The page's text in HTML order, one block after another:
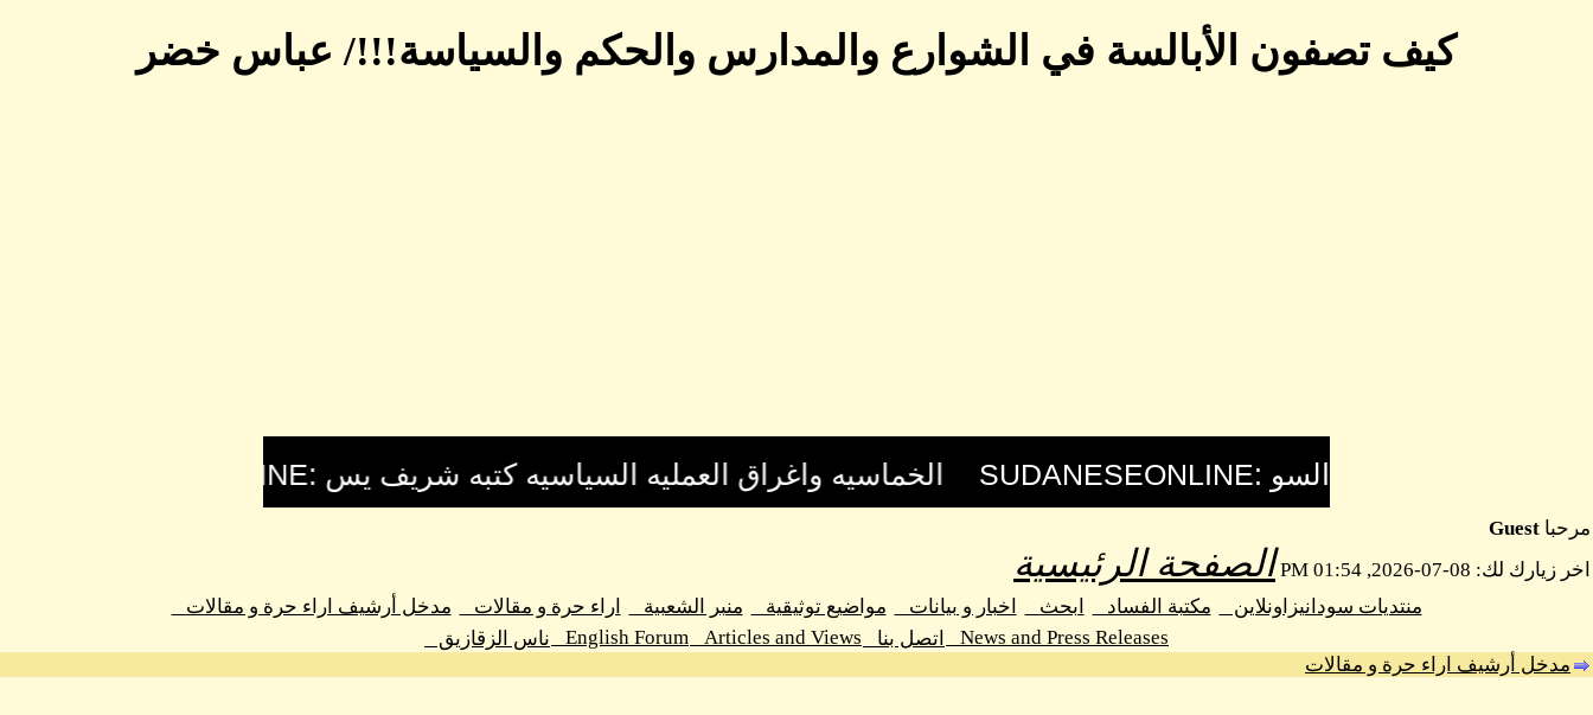
كيف تصفون الأبالسة في الشوارع والمدارس والحكم والسياسة!!!/ عباس خضر
مرحبا Guest
اخر زيارك لك: 08-07-2026, 01:54 PM
الصفحة الرئيسية
منتديات سودانيزاونلاين مكتبة الفساد ابحث اخبار و بيانات مواضيع توثيقية منبر الشعبية اراء حرة و مقالات
مدخل أرشيف اراء حرة و مقالات
News and Press Releases
اتصل بنا Articles and Views
English Forum
ناس الزقازيق
مدخل أرشيف اراء حرة و مقالات